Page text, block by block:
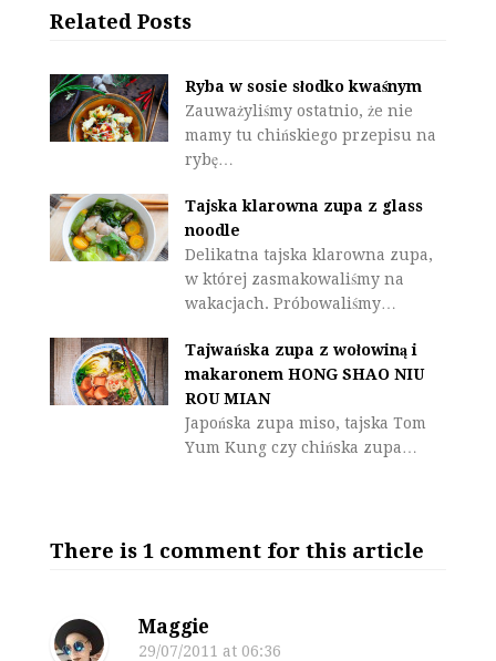
Related Posts
Ryba w sosie słodko kwaśnym
Zauważyliśmy ostatnio, że nie
mamy tu chińskiego przepisu na
rybę…
Tajska klarowna zupa z glass
noodle
Delikatna tajska klarowna zupa,
w której zasmakowaliśmy na
wakacjach. Próbowaliśmy…
Tajwańska zupa z wołowiną i
makaronem HONG SHAO NIU
ROU MIAN
Japońska zupa miso, tajska Tom
Yum Kung czy chińska zupa…
There is 1 comment for this article
Maggie
29/07/2011 at 06:36